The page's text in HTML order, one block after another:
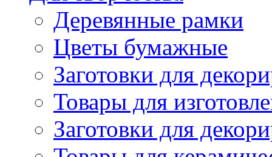
Деревянные рамки
Цветы бумажные
Заготовки для
Товары для
Заготовки для